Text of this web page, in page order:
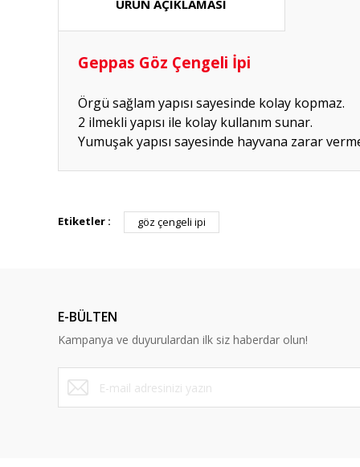
ÜRÜN AÇIKLAMASI
Geppas Göz Çengeli İpi
Örgü sağlam yapısı sayesinde kolay kopmaz.
2 ilmekli yapısı ile kolay kullanım sunar.
Yumuşak yapısı sayesinde hayvana zarar
P... K... | 26/07/2026
Etiketler : göz çengeli ipi
E-BÜLTEN
Kampanya ve duyurulardan ilk siz haberdar olun!